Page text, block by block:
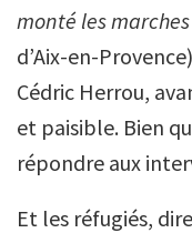
monté les
d’Aix-en-
Cédric Herrou,
et paisible. Bien
répondre aux
Et les réfugiés,